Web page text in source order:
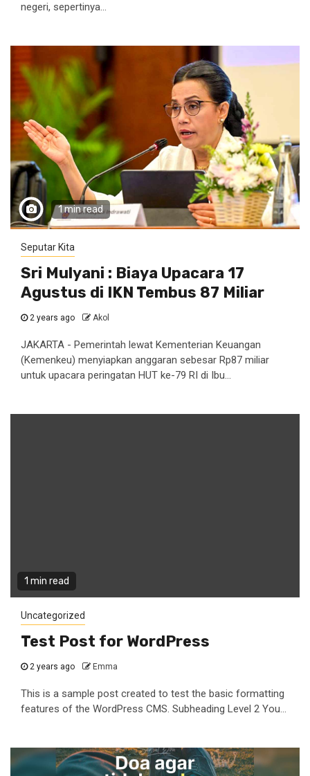
negeri, sepertinya...
1 min read
Seputar Kita
Sri Mulyani : Biaya Upacara 17
Agustus di IKN Tembus 87 Miliar
2 years ago Akol
JAKARTA - Pemerintah lewat Kementerian Keuangan
(Kemenkeu) menyiapkan anggaran sebesar Rp87 miliar
untuk upacara peringatan HUT ke-79 RI di Ibu...
1 min read
Uncategorized
Test Post for WordPress
2 years ago Emma
This is a sample post created to test the basic formatting
features of the WordPress CMS. Subheading Level 2 You...